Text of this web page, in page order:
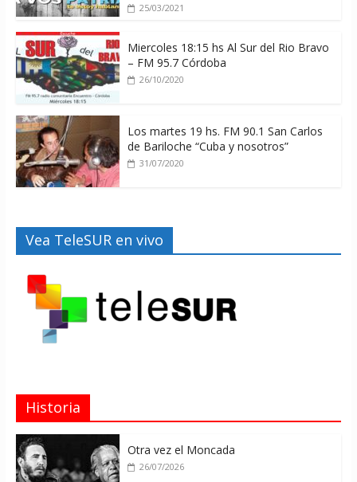
25/03/2021
Miercoles 18:15 hs Al Sur del Rio Bravo
– FM 95.7 Córdoba
26/10/2020
Los martes 19 hs. FM 90.1 San Carlos
de Bariloche “Cuba y nosotros”
31/07/2020
Vea TeleSUR en vivo
Historia
Otra vez el Moncada
26/07/2026